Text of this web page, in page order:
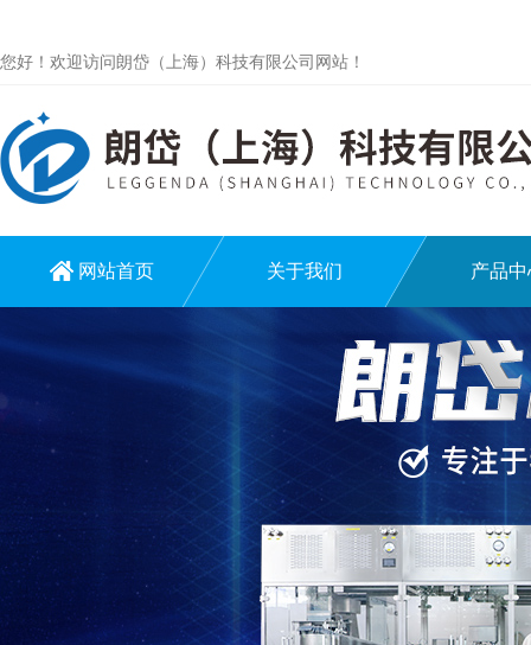
您好！欢迎访问朗岱（上海）科技有限公司网站！
网站首页 关于我们 产品中